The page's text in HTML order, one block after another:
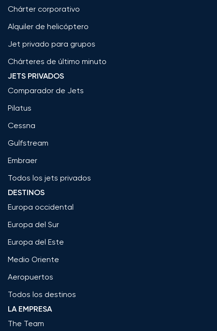
Chárter corporativo
Alquiler de helicóptero
Jet privado para grupos
Chárteres de último minuto
JETS PRIVADOS
Comparador de Jets
Pilatus
Cessna
Gulfstream
Embraer
Todos los jets privados
DESTINOS
Europa occidental
Europa del Sur
Europa del Este
Medio Oriente
Aeropuertos
Todos los destinos
LA EMPRESA
The Team